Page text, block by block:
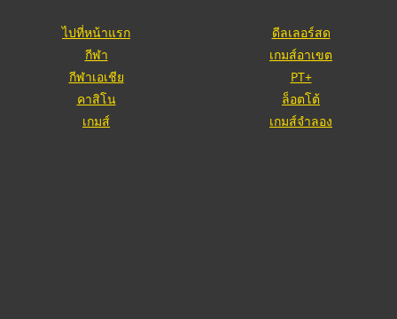
ไปที่หน้าแรก
กีฬา
กีฬาเอเชีย
คาสิโน
เกมส์
ดีลเลอร์สด
เกมส์อาเขต
PT+
ล็อตโต้
เกมส์จำลอง